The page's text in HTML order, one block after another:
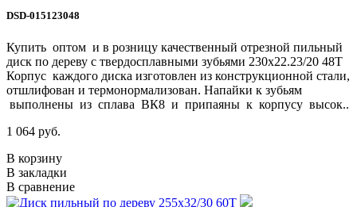
DSD-015123048
Купить оптом и в розницу качественный отрезной пильный
диск по дереву с твердосплавными зубьями 230х22.23/20 48Т
Корпус каждого диска изготовлен из конструкционной стали,
отшлифован и термонормализован. Напайки к зубьям
выполнены из сплава ВК8 и припаяны к корпусу высок..
1 064 руб.
В корзину
В закладки
В сравнение